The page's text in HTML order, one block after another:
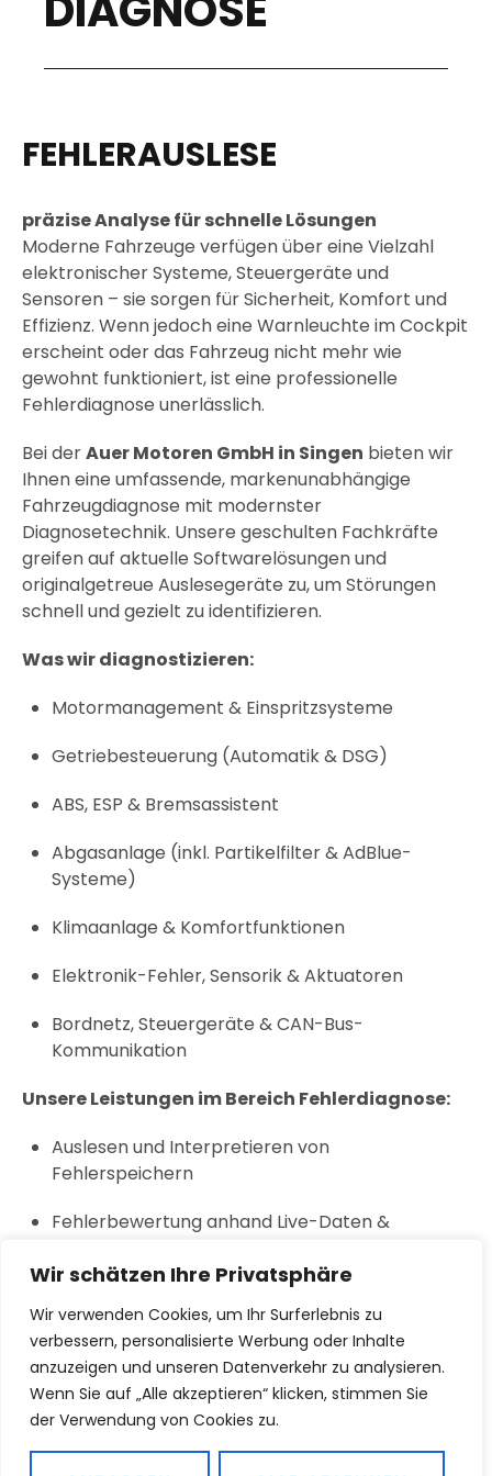
Wir schätzen Ihre Privatsphäre
Wir verwenden Cookies, um Ihr Surferlebnis zu
verbessern, personalisierte Werbung oder Inhalte
anzuzeigen und unseren Datenverkehr zu analysieren.
Wenn Sie auf „Alle akzeptieren“ klicken, stimmen Sie
der Verwendung von Cookies zu.
FEHLERAUSLESE
präzise Analyse für schnelle Lösungen
Moderne Fahrzeuge verfügen über eine Vielzahl
elektronischer Systeme, Steuergeräte und
Sensoren – sie sorgen für Sicherheit, Komfort und
Effizienz. Wenn jedoch eine Warnleuchte im Cockpit
erscheint oder das Fahrzeug nicht mehr wie
gewohnt funktioniert, ist eine professionelle
Fehlerdiagnose unerlässlich.
Bei derAuer Motoren GmbH in Singen bieten wir
Ihnen eine umfassende, markenunabhängige
Fahrzeugdiagnose mit modernster
Diagnosetechnik. Unsere geschulten Fachkräfte
greifen auf aktuelle Softwarelösungen und
originalgetreue Auslesegeräte zu, um Störungen
schnell und gezielt zu identifizieren.
Was wir diagnostizieren:
Motormanagement & Einspritzsysteme
Getriebesteuerung (Automatik & DSG)
ABS, ESP & Bremsassistent
Abgasanlage (inkl. Partikelfilter & AdBlue-
Systeme)
Klimaanlage & Komfortfunktionen
Elektronik-Fehler, Sensorik & Aktuatoren
Bordnetz, Steuergeräte & CAN-Bus-
Kommunikation
Unsere Leistungen im Bereich Fehlerdiagnose:
Auslesen und Interpretieren von
Fehlerspeichern
Fehlerbewertung anhand Live-Daten &
Unterstützung bei Intervallanzeigen & Service-
Rückstellungen
Systematische Fehlersuche bei nicht
eindeutigen Störungen